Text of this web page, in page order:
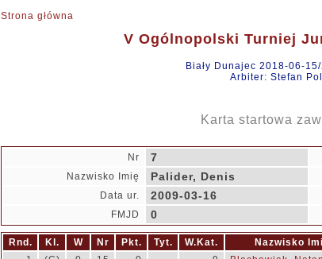
Strona główna
V Ogólnopolski Turniej
Biały Dunajec 2018-06-
Arbiter: Stefan
Karta startowa
Nr 7
Nazwisko Imię Palider, Denis
Data ur. 2009-03-16
FMJD 0
Rnd. Kl. W Nr Pkt. Tyt. W.Kat. Nazwisko